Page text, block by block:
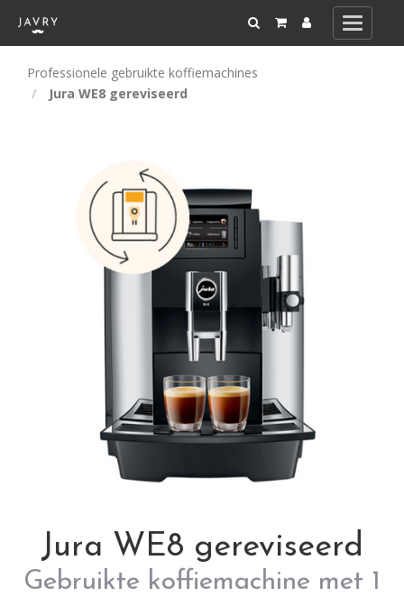
Toggle
Professionele gebruikte koffiemachines
Jura WE8 gereviseerd
Jura WE8 gereviseerd
Gebruikte koffiemachine met 1